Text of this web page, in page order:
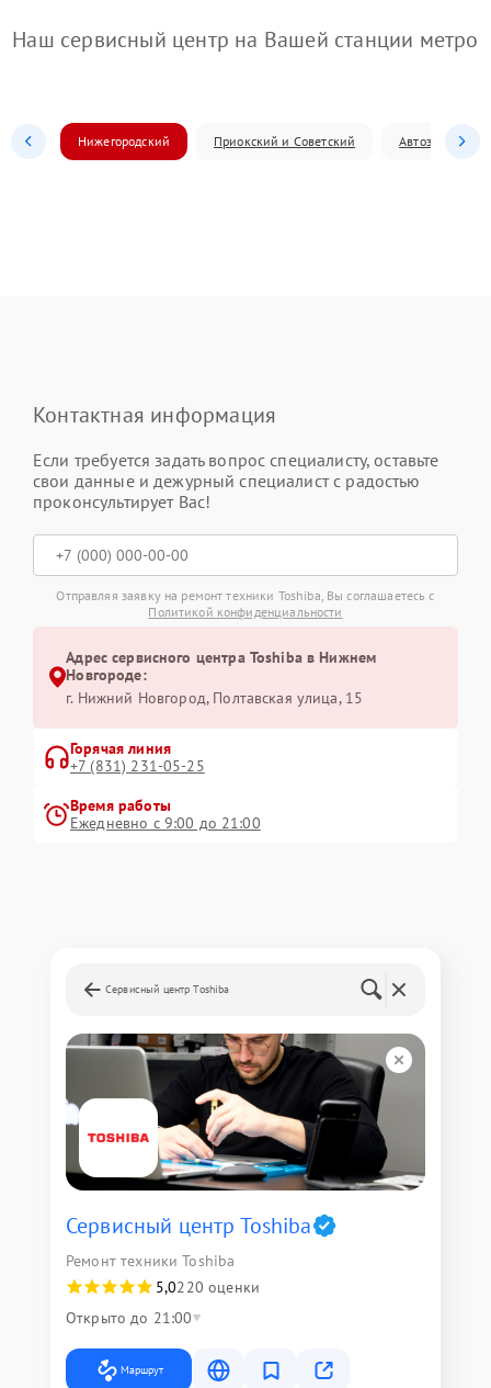
Наш сервисный центр на Вашей станции метро
Нижегородский Приокский и Советский Автозаводский
Контактная информация
Если требуется задать вопрос специалисту, оставьте
свои данные и дежурный специалист с радостью
проконсультирует Вас!
Отправляя заявку на ремонт техники Toshiba, Вы соглашаетесь с
Политикой конфиденциальности
Адрес сервисного центра Toshiba в Нижнем
Новгороде:
г. Нижний Новгород, Полтавская улица, 15
Горячая линия
+7 (831) 231-05-25
Время работы
Ежедневно с 9:00 до 21:00
Сервисный центр Toshiba
Сервисный центр Toshiba
Ремонт техники Toshiba
5,0220 оценки
Открыто до 21:00
Маршрут